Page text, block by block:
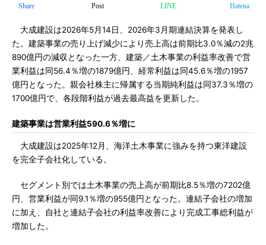
Share Post LINE Hatena
大成建設は2026年5月14日、2026年3月期連結決算を発表し
た。建築事業の売り上げ減少により売上高は前期比3.0％減の2兆
890億円の減収となった一方、建築／土木事業の利益率改善で営
業利益は同56.4％増の1879億円、経常利益は同45.6％増の1957
億円となった。親会社株主に帰属する当期純利益は同37.3％増の
1700億円で、各段階利益が過去最高益を更新した。
建築事業は営業利益590.6％増に
大成建設は2025年12月、海洋土木事業に強みを持つ東洋建設
を完全子会社化している。
セグメント別では土木事業の売上高が前期比8.5％増の7202億
円、営業利益が同9.1％増の955億円となった。連結子会社の増加
に加え、自社と連結子会社の利益率改善により完成工事総利益が
増加した。